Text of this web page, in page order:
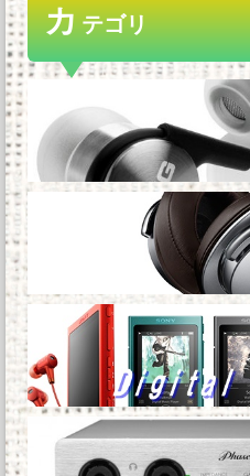
【悲報】価格高騰の波
ド」か他
モンスターハンター
んな部分だと思う？他
【正論】ホリエモン
チギレ→スタジオ誰も
スマホって普及して20
すだけで割れる」問題
Powered by livedoor 相
カテゴリ